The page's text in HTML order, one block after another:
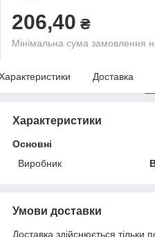
206,40 ₴
Мінімальна сума замовлення
Доставка
Характеристики
Основні
Виробник
Умови доставки
Доставка здійснюється тільки